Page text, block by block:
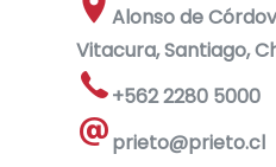
Alonso de
Vitacura, Santiago,
+562 2280 5000
prieto@prieto.cl